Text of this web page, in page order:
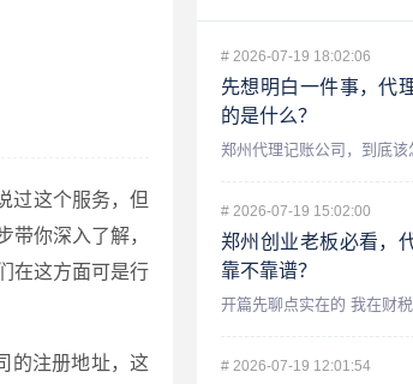
过这个服务，但
你深入了解，
在这方面可是行
的注册地址，这
# 2026-07-19 18:02:06
先想明白一件事，代
的是什么？
# 2026-07-19 15:02:00
郑州创业老板必看，
靠不靠谱？
# 2026-07-19 12:01:54